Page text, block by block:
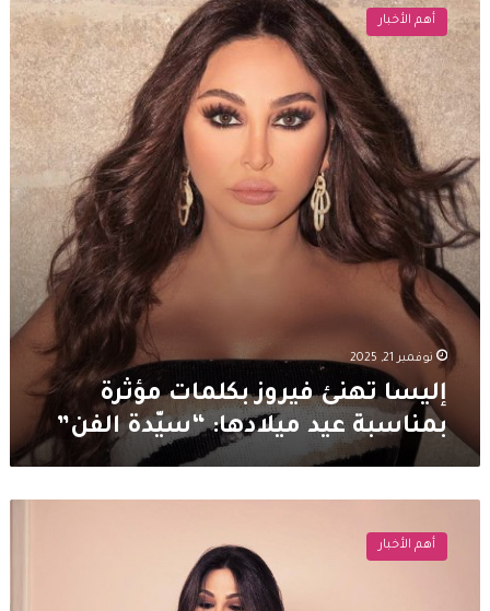
تهنئ
فيروز
بكلمات
مؤثرة
بمناسبة
عيد
ميلادها:
“سيّدة
الفن”
أهم الأخبار
نوفمبر 21, 2025
إليسا تهنئ فيروز بكلمات مؤثرة
بمناسبة عيد ميلادها: “سيّدة الفن”
أهم الأخبار